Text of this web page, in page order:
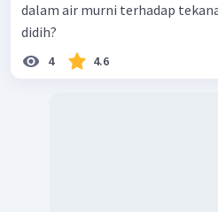
dalam air murni terhadap
didih?
4 4.6